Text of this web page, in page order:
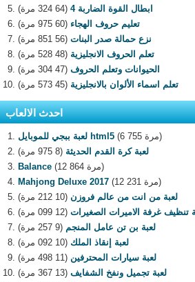
ابطال القوة الضاربة 4
(64 324 مرة)
تعليم حروف الهجاء (60 975 مرة)
نزع حمالة صدر البنات (56 851 مرة)
تعلم الحروف الانجليزية (48 528 مرة)
الحيوانات وتعلم الحروف (47 304 مرة)
تعلم اسماء الألوان بالانجليزية (45 573 مرة)
احدث الالعاب
لعبة ببجي للموبايل html5
(6 755 مرة)
لعبة كرة القدم الحديثة (8 975 مرة)
Balance
(12 864 مرة)
Mahjong Deluxe 2017
(12 231 مرة)
لعبة من انت من عالم فروزن (10 212 مرة)
تنظيف غرفة الاميرات الصغيرات (12 099 مرة)
لعبة بن تن عامل المنجم (9 257 مرة)
لعبة إنقاذ الملك (10 092 مرة)
لعبة سيارات المحترفين (11 498 مرة)
لعبة تجميل ونفخ الشفايف (13 367 مرة)